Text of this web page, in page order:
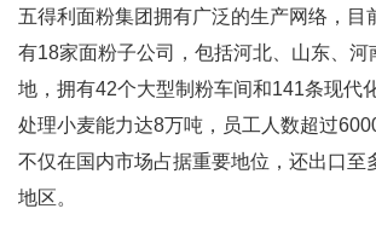
五得利面粉集团拥有广泛的生产网络，目
有18家面粉子公司，包括河北、山东、河
地，拥有42个大型制粉车间和141条现代
处理小麦能力达8万吨，员工人数超过
不仅在国内市场占据重要地位，还出口至
地区。